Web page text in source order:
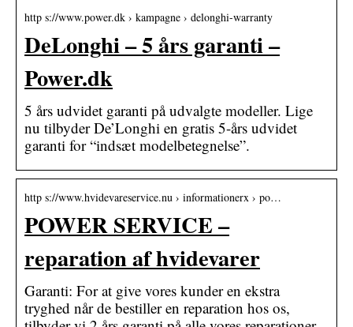
http s://www.power.dk › kampagne › delonghi-warranty
DeLonghi – 5 års garanti –
Power.dk
5 års udvidet garanti på udvalgte modeller. Lige
nu tilbyder De’Longhi en gratis 5-års udvidet
garanti for “indsæt modelbetegnelse”.
http s://www.hvidevareservice.nu › informationerx › po…
POWER SERVICE –
reparation af hvidevarer
Garanti: For at give vores kunder en ekstra
tryghed når de bestiller en reparation hos os,